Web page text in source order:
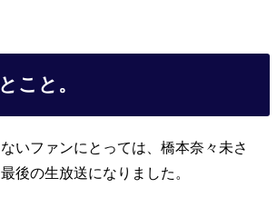
こと。
いファンにとっては、橋本奈々未さ
後の生放送になりました。